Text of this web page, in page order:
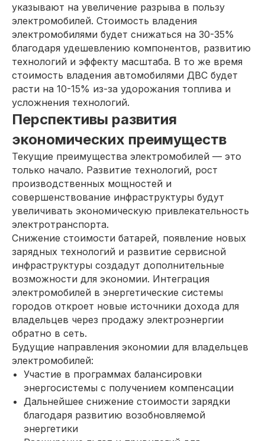
указывают на увеличение разрыва в пользу
электромобилей. Стоимость владения
электромобилями будет снижаться на 30-35%
благодаря удешевлению компонентов, развитию
технологий и эффекту масштаба. В то же время
стоимость владения автомобилями ДВС будет
расти на 10-15% из-за удорожания топлива и
усложнения технологий.
Перспективы развития
экономических преимуществ
Текущие преимущества электромобилей — это
только начало. Развитие технологий, рост
производственных мощностей и
совершенствование инфраструктуры будут
увеличивать экономическую привлекательность
электротранспорта.
Снижение стоимости батарей, появление новых
зарядных технологий и развитие сервисной
инфраструктуры создадут дополнительные
возможности для экономии. Интеграция
электромобилей в энергетические системы
городов откроет новые источники дохода для
владельцев через продажу электроэнергии
обратно в сеть.
Будущие направления экономии для владельцев
электромобилей:
Участие в программах балансировки
энергосистемы с получением компенсации
Дальнейшее снижение стоимости зарядки
благодаря развитию возобновляемой
энергетики